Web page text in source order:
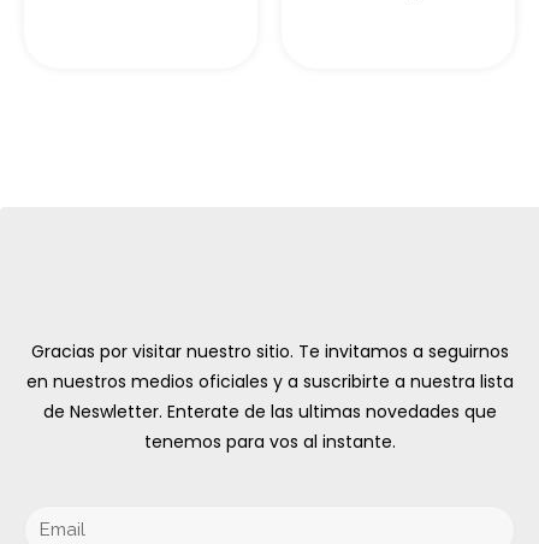
Gracias por visitar nuestro sitio. Te invitamos a seguirnos
en nuestros medios oficiales y a suscribirte a nuestra lista
de Neswletter. Enterate de las ultimas novedades que
tenemos para vos al instante.